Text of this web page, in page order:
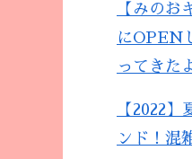
【みのお
にOPEN
ってきた
【2022
ンド！混